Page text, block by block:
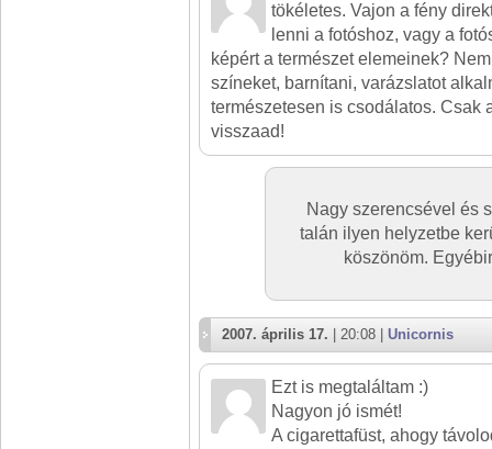
tökéletes. Vajon a fény
lenni a fotóshoz, vagy a
képért a természet elemeinek?
színeket, barnítani, varázslatot
természetesen is csodálatos. Csak
visszaad!
Nagy szerencsével és
talán ilyen helyzetbe
köszönöm.
2007. április 17. | 20:08 | Unicornis
Ezt is megtaláltam :)
Nagyon jó ismét!
A cigarettafüst, ahogy